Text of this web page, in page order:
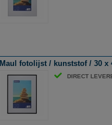
Maul fotolijst / kunststof / 30 x
DIRECT